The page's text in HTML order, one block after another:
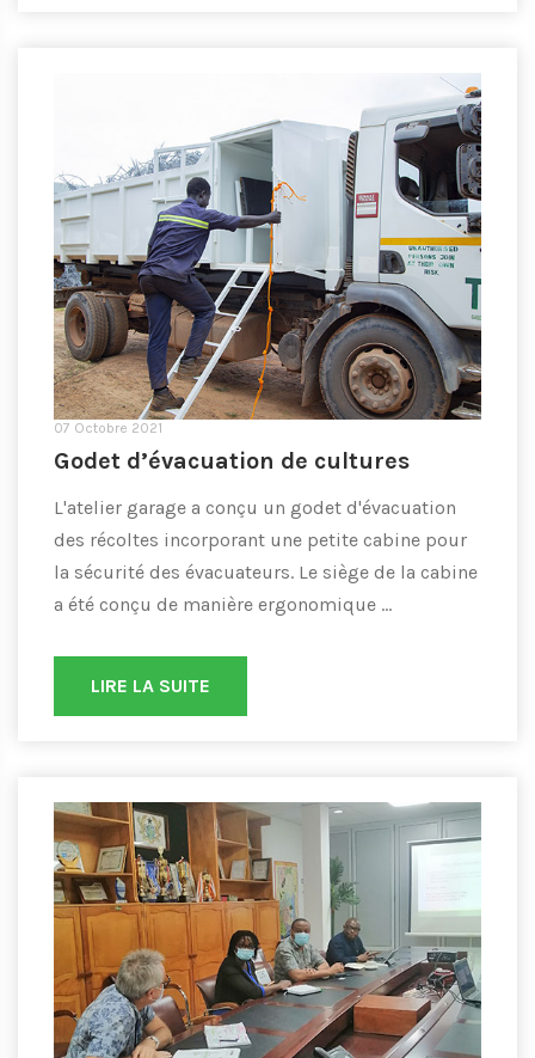
07 Octobre 2021
Godet d’évacuation de cultures
L'atelier garage a conçu un godet d'évacuation
des récoltes incorporant une petite cabine pour
la sécurité des évacuateurs. Le siège de la cabine
a été conçu de manière ergonomique ...
LIRE LA SUITE